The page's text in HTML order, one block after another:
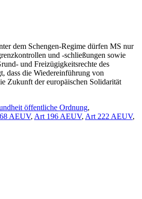
dem Schengen-Regime dürfen MS nur
und -schließungen sowie
und Freizügigkeitsrechte des
dass die Wiedereinführung von
Zukunft der europäischen Solidarität
öffentliche Ordnung,
AEUV, Art 196 AEUV, Art 222 AEUV,